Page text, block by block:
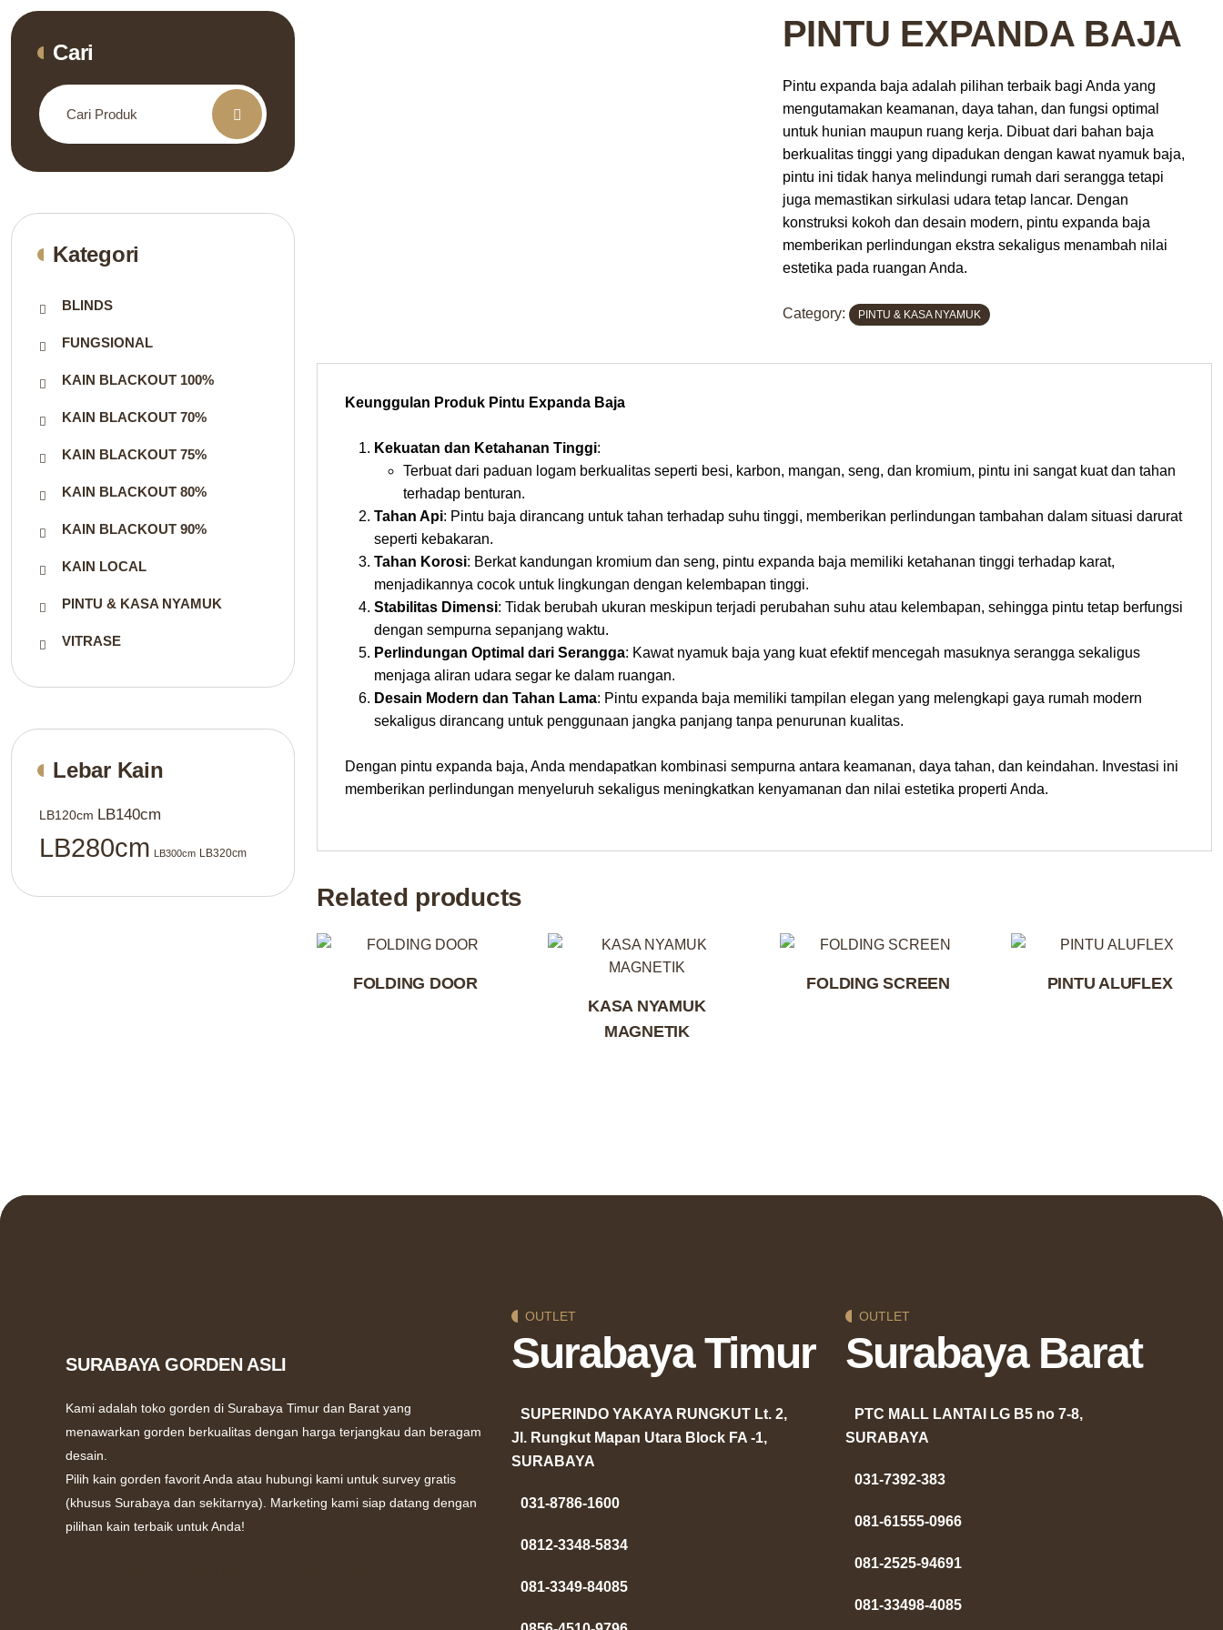
PINTU EXPANDA BAJA
Pintu expanda baja adalah pilihan terbaik bagi Anda yang
mengutamakan keamanan, daya tahan, dan fungsi optimal
untuk hunian maupun ruang kerja. Dibuat dari bahan baja
berkualitas tinggi yang dipadukan dengan kawat nyamuk baja,
pintu ini tidak hanya melindungi rumah dari serangga tetapi
juga memastikan sirkulasi udara tetap lancar. Dengan
konstruksi kokoh dan desain modern, pintu expanda baja
memberikan perlindungan ekstra sekaligus menambah nilai
estetika pada ruangan Anda.
Category: PINTU & KASA NYAMUK
Keunggulan Produk Pintu Expanda Baja
Kekuatan dan Ketahanan Tinggi:
Terbuat dari paduan logam berkualitas seperti besi, karbon, mangan, seng, dan kromium, pintu ini sangat kuat dan tahan
terhadap benturan.
Tahan Api: Pintu baja dirancang untuk tahan terhadap suhu tinggi, memberikan perlindungan tambahan dalam situasi darurat
seperti kebakaran.
Tahan Korosi: Berkat kandungan kromium dan seng, pintu expanda baja memiliki ketahanan tinggi terhadap karat,
menjadikannya cocok untuk lingkungan dengan kelembapan tinggi.
Stabilitas Dimensi: Tidak berubah ukuran meskipun terjadi perubahan suhu atau kelembapan, sehingga pintu tetap berfungsi
dengan sempurna sepanjang waktu.
Perlindungan Optimal dari Serangga: Kawat nyamuk baja yang kuat efektif mencegah masuknya serangga sekaligus
menjaga aliran udara segar ke dalam ruangan.
Desain Modern dan Tahan Lama: Pintu expanda baja memiliki tampilan elegan yang melengkapi gaya rumah modern
sekaligus dirancang untuk penggunaan jangka panjang tanpa penurunan kualitas.
Dengan pintu expanda baja, Anda mendapatkan kombinasi sempurna antara keamanan, daya tahan, dan keindahan. Investasi ini
memberikan perlindungan menyeluruh sekaligus meningkatkan kenyamanan dan nilai estetika properti Anda.
Related products
FOLDING DOOR
KASA NYAMUK
MAGNETIK
FOLDING SCREEN PINTU ALUFLEX
Cari
Search
for:
Kategori
BLINDS
FUNGSIONAL
KAIN BLACKOUT 100%
KAIN BLACKOUT 70%
KAIN BLACKOUT 75%
KAIN BLACKOUT 80%
KAIN BLACKOUT 90%
KAIN LOCAL
PINTU & KASA NYAMUK
VITRASE
Lebar Kain
LB120cm LB140cm
LB280cm LB300cm LB320cm
SURABAYA GORDEN ASLI
Kami adalah toko gorden di Surabaya Timur dan Barat yang
menawarkan gorden berkualitas dengan harga terjangkau dan beragam
desain.
Pilih kain gorden favorit Anda atau hubungi kami untuk survey gratis
(khusus Surabaya dan sekitarnya). Marketing kami siap datang dengan
pilihan kain terbaik untuk Anda!
OUTLET
Surabaya Timur
SUPERINDO YAKAYA RUNGKUT Lt. 2,
Jl. Rungkut Mapan Utara Block FA -1,
SURABAYA
031-8786-1600
0812-3348-5834
081-3349-84085
OUTLET
Surabaya Barat
PTC MALL LANTAI LG B5 no 7-8,
SURABAYA
031-7392-383
081-61555-0966
081-2525-94691
081-33498-4085